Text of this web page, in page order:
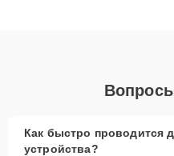
Как быстро проводится
устройства?